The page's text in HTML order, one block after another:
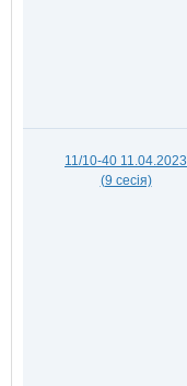
11/10-40 11.04.2023
(9 сесія)